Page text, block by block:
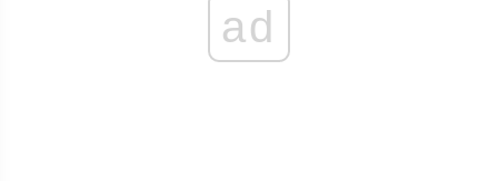
ad